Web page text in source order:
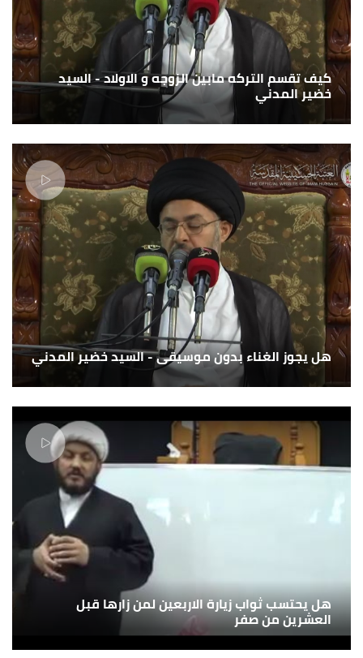
كيف تقسم التركه مابين الزوجه و الاولاد - السيد
خضير المدني
هل يجوز الغناء بدون موسيقى - السيد خضير المدني
هل يحتسب ثواب زيارة الاربعين لمن زارها قبل
العشرين من صفر